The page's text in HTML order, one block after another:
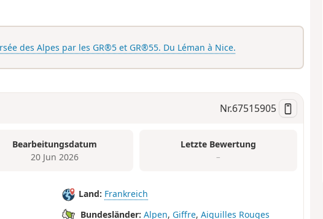
des Alpes par les GR®5 et GR®55. Du Léman à Nice.
Nr.67515905
Bearbeitungsdatum
20 Jun 2026
Letzte Bewertung
–
Land: Frankreich
Bundesländer: Alpen, Giffre,Aiguilles Rouges